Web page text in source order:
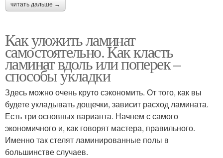
читать дальше →
Как уложить ламинат
самостоятельно. Как класть
ламинат вдоль или поперек –
способы укладки
Здесь можно очень круто сэкономить. От того, как вы
будете укладывать дощечки, зависит расход ламината.
Есть три основных варианта. Начнем с самого
экономичного и, как говорят мастера, правильного.
Именно так стелят ламинированные полы в
большинстве случаев.